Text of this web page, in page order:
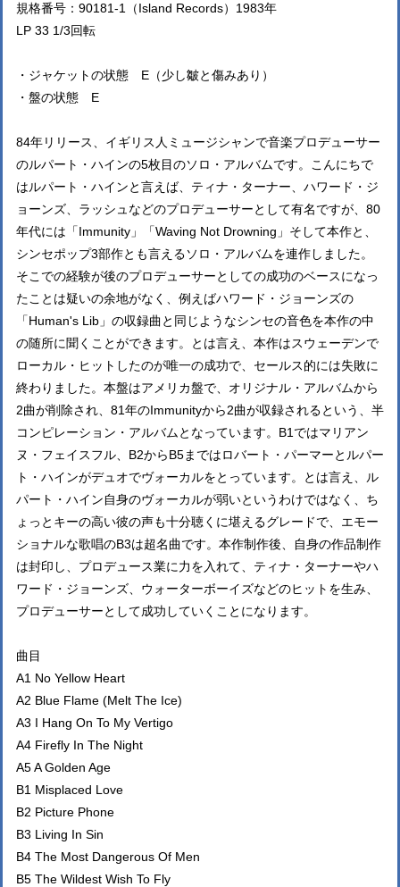
規格番号：90181-1（Island Records）1983年
LP 33 1/3回転
・ジャケットの状態 E（少し皺と傷みあり）
・盤の状態 E
84年リリース、イギリス人ミュージシャンで音楽プロデューサー
のルパート・ハインの5枚目のソロ・アルバムです。こんにちで
はルパート・ハインと言えば、ティナ・ターナー、ハワード・ジ
ョーンズ、ラッシュなどのプロデューサーとして有名ですが、80
年代には「Immunity」「Waving Not Drowning」そして本作と、
シンセポップ3部作とも言えるソロ・アルバムを連作しました。
そこでの経験が後のプロデューサーとしての成功のベースになっ
たことは疑いの余地がなく、例えばハワード・ジョーンズの
「Human's Lib」の収録曲と同じようなシンセの音色を本作の中
の随所に聞くことができます。とは言え、本作はスウェーデンで
ローカル・ヒットしたのが唯一の成功で、セールス的には失敗に
終わりました。本盤はアメリカ盤で、オリジナル・アルバムから
2曲が削除され、81年のImmunityから2曲が収録されるという、半
コンピレーション・アルバムとなっています。B1ではマリアン
ヌ・フェイスフル、B2からB5まではロバート・パーマーとルパー
ト・ハインがデュオでヴォーカルをとっています。とは言え、ル
パート・ハイン自身のヴォーカルが弱いというわけではなく、ち
ょっとキーの高い彼の声も十分聴くに堪えるグレードで、エモー
ショナルな歌唱のB3は超名曲です。本作制作後、自身の作品制作
は封印し、プロデュース業に力を入れて、ティナ・ターナーやハ
ワード・ジョーンズ、ウォーターボーイズなどのヒットを生み、
プロデューサーとして成功していくことになります。
曲目
A1 No Yellow Heart
A2 Blue Flame (Melt The Ice)
A3 I Hang On To My Vertigo
A4 Firefly In The Night
A5 A Golden Age
B1 Misplaced Love
B2 Picture Phone
B3 Living In Sin
B4 The Most Dangerous Of Men
B5 The Wildest Wish To Fly